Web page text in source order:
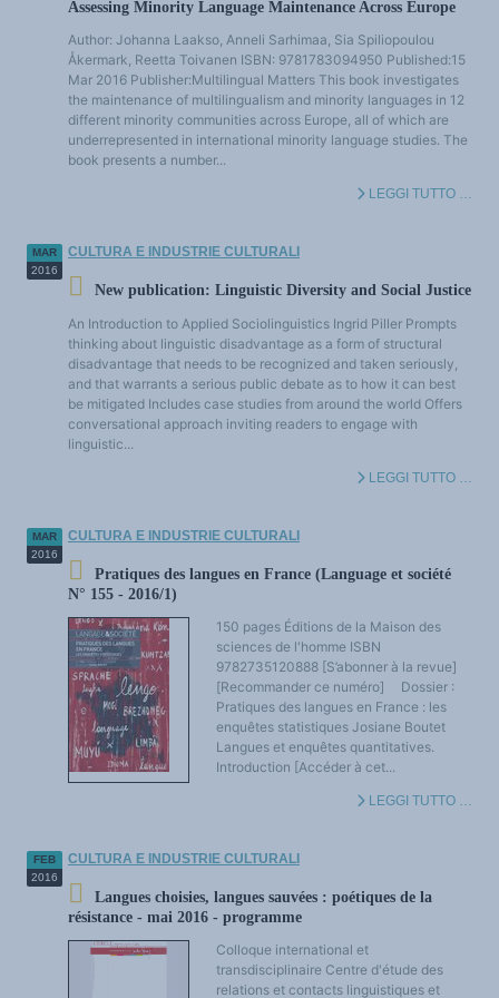
Assessing Minority Language Maintenance Across Europe
Author: Johanna Laakso, Anneli Sarhimaa, Sia Spiliopoulou
Åkermark, Reetta Toivanen ISBN: 9781783094950 Published:15
Mar 2016 Publisher:Multilingual Matters This book investigates
the maintenance of multilingualism and minority languages in 12
different minority communities across Europe, all of which are
underrepresented in international minority language studies. The
book presents a number...
LEGGI TUTTO …
MAR
2016
CULTURA E INDUSTRIE CULTURALI
New publication: Linguistic Diversity and Social Justice
An Introduction to Applied Sociolinguistics Ingrid Piller Prompts
thinking about linguistic disadvantage as a form of structural
disadvantage that needs to be recognized and taken seriously,
and that warrants a serious public debate as to how it can best
be mitigated Includes case studies from around the world Offers
conversational approach inviting readers to engage with
linguistic...
LEGGI TUTTO …
MAR
2016
CULTURA E INDUSTRIE CULTURALI
Pratiques des langues en France (Language et société
N° 155 - 2016/1)
150 pages Éditions de la Maison des
sciences de l'homme ISBN
9782735120888 [S’abonner à la revue]
[Recommander ce numéro] Dossier :
Pratiques des langues en France : les
enquêtes statistiques Josiane Boutet
Langues et enquêtes quantitatives.
Introduction [Accéder à cet...
LEGGI TUTTO …
FEB
2016
CULTURA E INDUSTRIE CULTURALI
Langues choisies, langues sauvées : poétiques de la
résistance - mai 2016 - programme
Colloque international et
transdisciplinaire Centre d'étude des
relations et contacts linguistiques et